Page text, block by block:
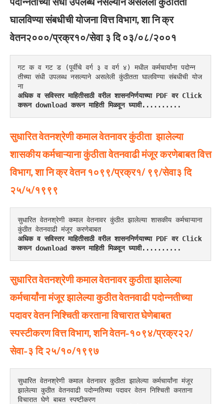
घालविण्या संबधीची योजना वित्त विभाग, शा नि क्र
वेतन२०००/प्रक्र१०/सेवा ३ दि ०३/०८/२००१
गट क व गट ड (पूर्वीचे वर्ग ३ व वर्ग ४) मधील कर्मचार्यांना पदोन्न
तीच्या संधी उपलब्ध नसल्याने असलेली कुंठीतता घालविण्या संबधीची योज
ना
अधिक व सविस्तर माहितीसाठी वरील शासननिर्णयाच्या PDF वर Click
करून download करून माहिती मिळवून घ्यावी..........
सुधारित वेतनश्रेणी कमाल वेतनावर कुंठीता झालेल्या
शासकीय कर्मचाऱ्याना कुंठीता वेतनवाढी मंजूर करणेबाबत वित्त
विभाग, शा नि क्र वेतन १०९९/प्रक्र१/ ९९/सेवा३ दि
२५/५/१९९९
सुधारित वेतनश्रेणी कमाल वेतनावर कुंठीत झालेल्या शासकीय कर्मचाऱ्याना
कुंठीत वेतनवाढी मंजूर करणेबाबत
अधिक व सविस्तर माहितीसाठी वरील शासननिर्णयाच्या PDF वर Click
करून download करून माहिती मिळवून घ्यावी..........
सुधारित वेतनश्रेणी कमाल वेतनावर कुठीता झालेल्या
कर्मचार्यांना मंजूर झालेल्या कुठीत वेतनवाढी पदोन्नतीच्या
पदावर वेतन निश्चिती करताना विचारात घेणेबाबत
स्पस्टीकरण वित्त विभाग, शनि वेतन-१०९४/प्रक्र२२/
सेवा-३ दि २५/१०/१९९७
सुधारित वेतनश्रेणी कमाल वेतनावर कुठीता झालेल्या कर्मचार्यांना मंजूर
झालेल्या कुठीत वेतनवाढी पदोन्नतिच्या पदावर वेतन निश्चिती करताना
विचारात घेणे बाबत स्पष्टीकरण